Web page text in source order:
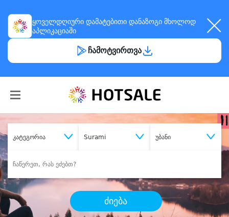
ყოველდღიური დამატებითი დანაზოგი მხოლოდ
აპლიკაციაში
ჩამოტვირთვა
კატეგორია Surami უბანი
ძიება